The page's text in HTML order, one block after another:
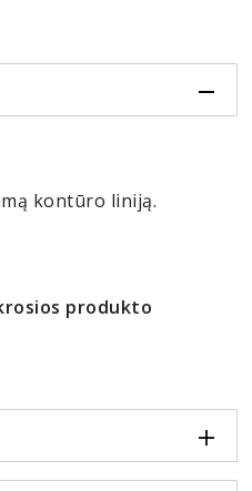
kontūro liniją.
produkto